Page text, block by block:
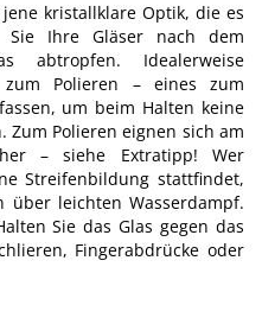
kristallklare Optik, die es
Sie Ihre Gläser nach dem
abtropfen. Idealerweise
Polieren – eines zum
um beim Halten keine
Zum Polieren eignen sich am
– siehe Extratipp! Wer
Streifenbildung stattfindet,
über leichten Wasserdampf.
Sie das Glas gegen das
Fingerabdrücke oder